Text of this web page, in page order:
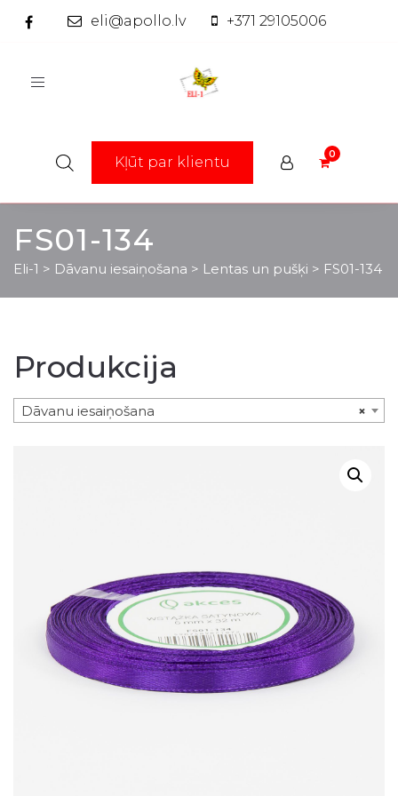
eli@apollo.lv +371 29105006
Toggle
Kļūt par klientu
FS01-134
Eli-1 > Dāvanu iesaiņošana > Lentas un pušķi > FS01-134
Produkcija
×
Dāvanu iesaiņošana